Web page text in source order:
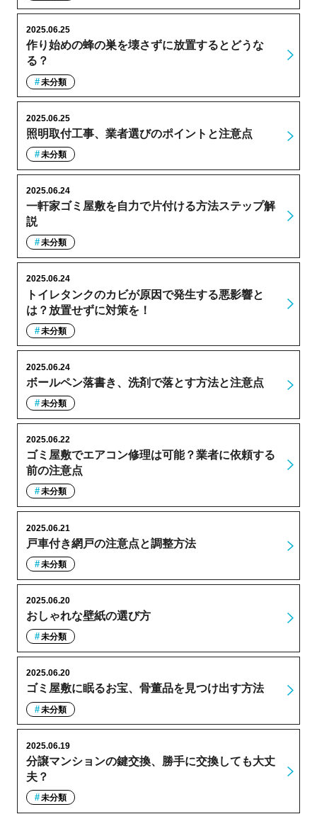
作り始めの蜂の巣を壊さずに放置するとどうな
る？
2025.06.25
未分類
照明取付工事、業者選びのポイントと注意点
2025.06.25
未分類
一軒家ゴミ屋敷を自力で片付ける方法ステップ解
説
2025.06.24
未分類
トイレタンクのカビが原因で発生する悪影響と
は？放置せずに対策を！
2025.06.24
未分類
ボールペン落書き、洗剤で落とす方法と注意点
2025.06.24
未分類
ゴミ屋敷でエアコン修理は可能？業者に依頼する
前の注意点
2025.06.22
未分類
戸車付き網戸の注意点と調整方法
2025.06.21
未分類
おしゃれな壁紙の選び方
2025.06.20
未分類
ゴミ屋敷に眠るお宝、骨董品を見つけ出す方法
2025.06.20
未分類
分譲マンションの鍵交換、勝手に交換しても大丈
夫？
2025.06.19
未分類